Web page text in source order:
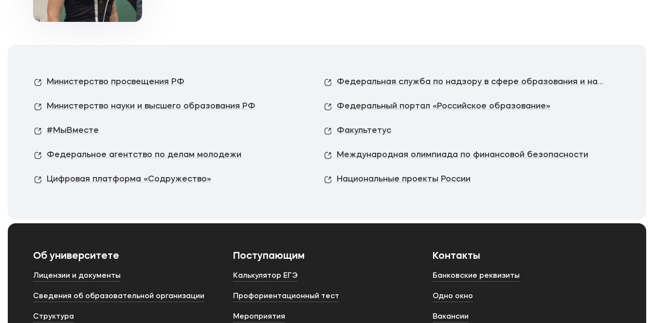
Министерство просвещения РФ Федеральная служба по надзору в сфере образования и науки
Министерство науки и высшего образования РФ Федеральный портал «Российское образование»
#МыВместе Факультетус
Федеральное агентство по делам молодежи Международная олимпиада по финансовой безопасности
Цифровая платформа «Содружество» Национальные проекты России
Об университете
Лицензии и документы
Сведения об образовательной организации
Структура
Поступающим
Калькулятор ЕГЭ
Профориентационный тест
Мероприятия
Контакты
Банковские реквизиты
Одно окно
Вакансии